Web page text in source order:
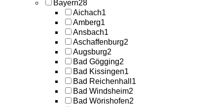
Bayern28
Aichach1
Amberg1
Ansbach1
Aschaffenburg2
Augsburg2
Bad Gögging2
Bad Kissingen1
Bad Reichenhall 1
Bad Windsheim2
Bad Wörishofen2